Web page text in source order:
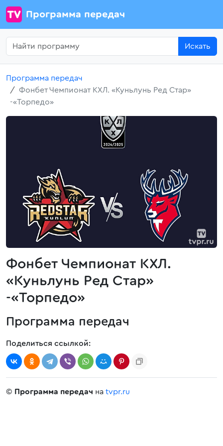
Программа передач
Искать
Программа передач
Фонбет Чемпионат КХЛ. «Куньлунь Ред Стар»
-«Торпедо»
Фонбет Чемпионат КХЛ.
«Куньлунь Ред Стар»
-«Торпедо»
Программа передач
Поделиться ссылкой:
© Программа передач на tvpr.ru